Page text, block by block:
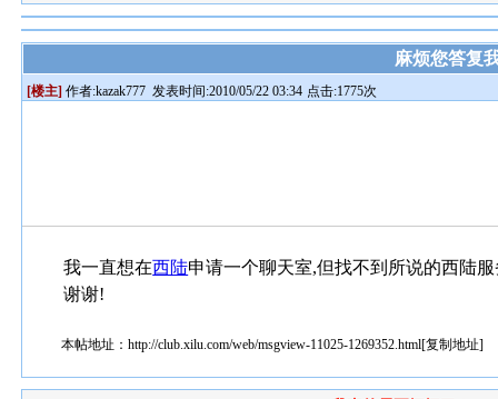
麻烦您答复
[楼主] 作者:kazak777 发表时间:2010/05/22 03:34 点击:1775次
我一直想在西陆申请一个聊天室,但找不到所说的西陆
谢谢!
本帖地址：http://club.xilu.com/web/msgview-11025-1269352.html[复制地址]